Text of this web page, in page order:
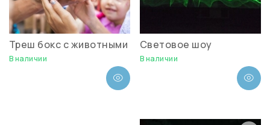
Треш бокс с животными
В наличии
Световое шоу
В наличии